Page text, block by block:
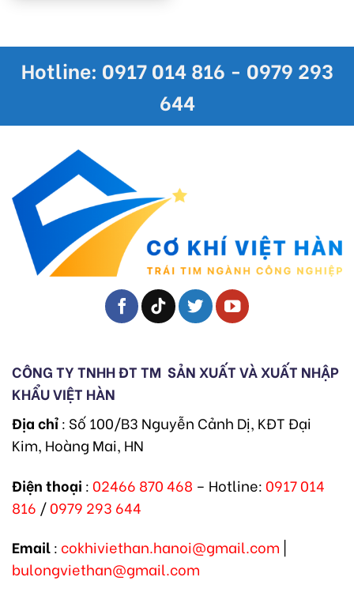
Hotline: 0917 014 816 - 0979 293
644
CÔNG TY TNHH ĐT TM SẢN XUẤT VÀ XUẤT NHẬP
KHẨU VIỆT HÀN
Địa chỉ: Số 100/B3 Nguyễn Cảnh Dị, KĐT Đại
Kim, Hoàng Mai, HN
Điện thoại : 02466 870 468 – Hotline: 0917 014
816 /0979 293 644
Email: cokhiviethan.hanoi@gmail.com
bulongviethan@gmail.com